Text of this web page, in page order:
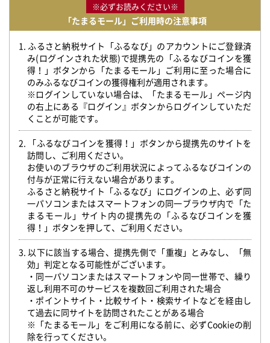
※必ずお読みください※
「たまるモール」ご利用時の注意事項
1. ふるさと納税サイト「ふるなび」のアカウントにご登録済
み(ログインされた状態)で提携先の「ふるなびコインを獲
得！」ボタンから「たまるモール」ご利用に至った場合に
のみふるなびコインの獲得権利が適用されます。
※ログインしていない場合は、「たまるモール」ページ内
の右上にある『ログイン』ボタンからログインしていただ
くことが可能です。
2. 「ふるなびコインを獲得！」ボタンから提携先のサイトを
訪問し、ご利用ください。
お使いのブラウザのご利用状況によってふるなびコインの
付与が正常に行えない場合があります。
ふるさと納税サイト「ふるなび」にログインの上、必ず同
一パソコンまたはスマートフォンの同一ブラウザ内で「た
まるモール」サイト内の提携先の「ふるなびコインを獲
得！」ボタンを押して、ご利用ください。
3. 以下に該当する場合、提携先側で「重複」とみなし、「無
効」判定となる可能性がございます。
・同一パソコンまたはスマートフォンや同一世帯で、繰り
返し利用不可のサービスを複数回ご利用された場合
・ポイントサイト・比較サイト・検索サイトなどを経由し
て過去に同サイトを訪問されたことがある場合
※「たまるモール」をご利用になる前に、必ずCookieの削
除を行ってください。